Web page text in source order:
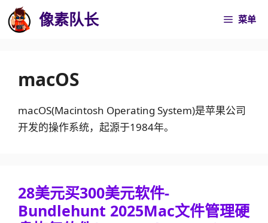
至
像素队长 菜单
macOS
macOS(Macintosh Operating System)是苹果公司
开发的操作系统，起源于1984年。
28美元买300美元软件-
Bundlehunt 2025Mac文件管理硬